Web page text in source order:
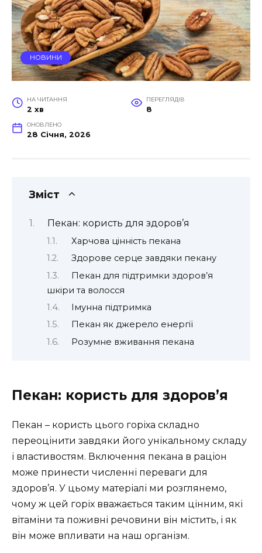
НОВИНИ
НА ЧИТАННЯ
2 хв
ПЕРЕГЛЯДІВ
8
ОНОВЛЕНО
28 Січня, 2026
Зміст
Пекан: користь для здоров’я
Харчова цінність пекана
Здорове серце завдяки пекану
Пекан для підтримки здоров’я
шкіри та волосся
Імунна підтримка
Пекан як джерело енергії
Розумне вживання пекана
Пекан: користь для здоров’я
Пекан – користь цього горіха складно
переоцінити завдяки його унікальному складу
і властивостям. Включення пекана в раціон
може принести численні переваги для
здоров’я. У цьому матеріалі ми розглянемо,
чому ж цей горіх вважається таким цінним, які
вітаміни та поживні речовини він містить, і як
він може впливати на наш організм.